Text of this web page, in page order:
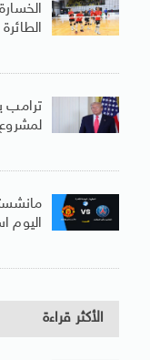
ترامب
اليوم
الأكثر قراءة